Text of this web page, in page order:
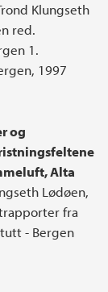
Klungseth
red.
1.
1997
og
Alta
Lødøen,
fra
- Bergen